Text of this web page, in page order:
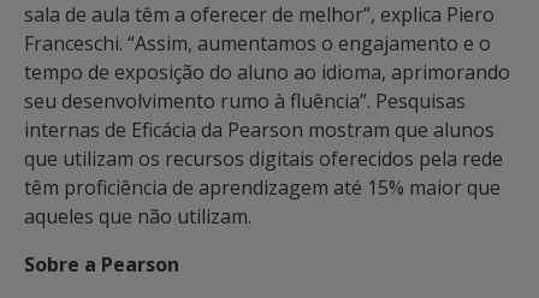
sala de aula têm a oferecer de melhor”, explica Piero
Franceschi. “Assim, aumentamos o engajamento e o
tempo de exposição do aluno ao idioma, aprimorando
seu desenvolvimento rumo à fluência”. Pesquisas
internas de Eficácia da Pearson mostram que alunos
que utilizam os recursos digitais oferecidos pela rede
têm proficiência de aprendizagem até 15% maior que
aqueles que não utilizam.
Sobre a Pearson